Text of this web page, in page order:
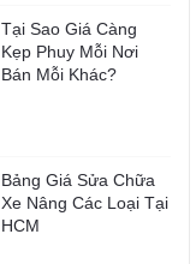
Tại Sao Giá Càng
Kẹp Phuy Mỗi Nơi
Bán Mỗi Khác?
Bảng Giá Sửa Chữa
Xe Nâng Các Loại Tại
HCM